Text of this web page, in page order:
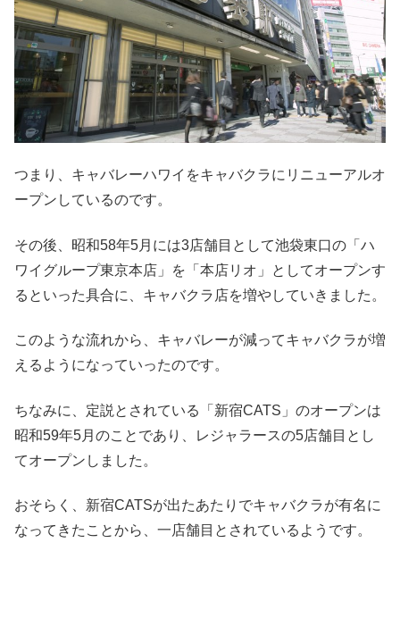
つまり、キャバレーハワイをキャバクラにリニューアルオ
ープンしているのです。
その後、昭和58年5月には3店舗目として池袋東口の「ハ
ワイグループ東京本店」を「本店リオ」としてオープンす
るといった具合に、キャバクラ店を増やしていきました。
このような流れから、キャバレーが減ってキャバクラが増
えるようになっていったのです。
ちなみに、定説とされている「新宿CATS」のオープンは
昭和59年5月のことであり、レジャラースの5店舗目とし
てオープンしました。
おそらく、新宿CATSが出たあたりでキャバクラが有名に
なってきたことから、一店舗目とされているようです。